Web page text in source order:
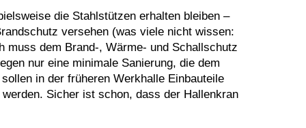
die Stahlstützen erhalten bleiben –
versehen (was viele nicht wissen:
muss dem Brand-, Wärme- und Schallschutz
nur eine minimale Sanierung, die dem
in der früheren Werkhalle Einbauteile
Sicher ist schon, dass der Hallenkran